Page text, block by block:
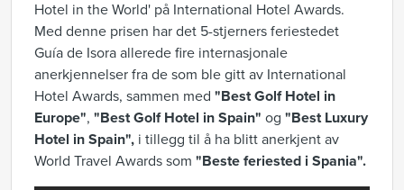
Hotel in the World' på International Hotel Awards.
Med denne prisen har det 5-stjerners feriestedet
Guía de Isora allerede fire internasjonale
anerkjennelser fra de som ble gitt av International
Hotel Awards, sammen med "Best Golf Hotel in
Europe", "Best Golf Hotel in Spain" og "Best Luxury
Hotel in Spain", i tillegg til å ha blitt anerkjent av
World Travel Awards som "Beste feriested i Spania".